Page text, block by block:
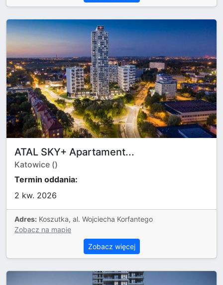
ATAL SKY+ Apartament...
Katowice ()
Termin oddania:
2 kw. 2026
Adres: Koszutka, al. Wojciecha Korfantego
Zobacz na mapie
Zobacz więcej